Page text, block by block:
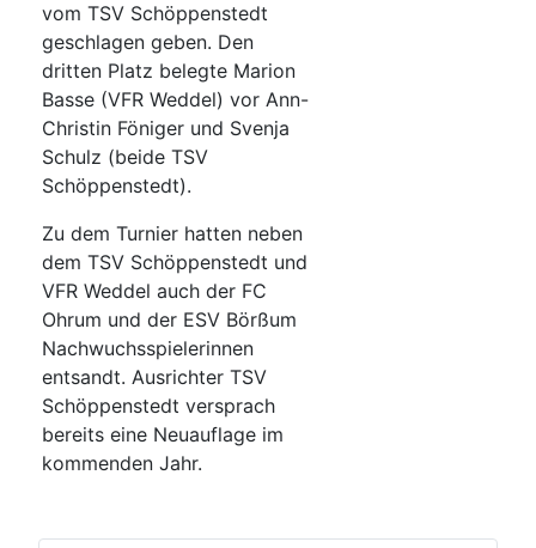
vom TSV Schöppenstedt
geschlagen geben. Den
dritten Platz belegte Marion
Basse (VFR Weddel) vor Ann-
Christin Föniger und Svenja
Schulz (beide TSV
Schöppenstedt).
Zu dem Turnier hatten neben
dem TSV Schöppenstedt und
VFR Weddel auch der FC
Ohrum und der ESV Börßum
Nachwuchsspielerinnen
entsandt. Ausrichter TSV
Schöppenstedt versprach
bereits eine Neuauflage im
kommenden Jahr.